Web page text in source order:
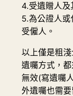
4.受遺贈人及
5.為公證人
受僱人。
以上僅是粗
遺囑方式，
無效(寫遺囑
外遺囑也需